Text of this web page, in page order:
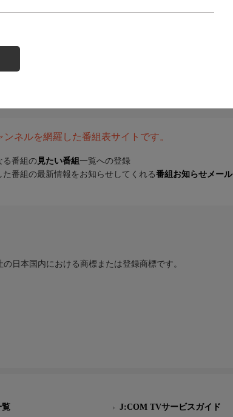
ネルを網羅した番組表サイトです。
る番組の 見たい番組 一覧への登録
た番組の最新情報をお知らせしてくれる番組お知らせメール
日本国内における商標または登録商標です。
覧
J:COM TVサービスガイド